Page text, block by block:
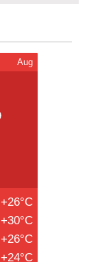
Aug
+26°C
+30°C
+26°C
+24°C